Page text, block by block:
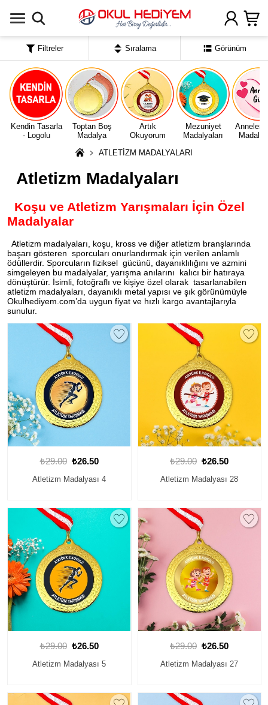
Kendin Tasarla
- Logolu
Toptan Boş
Madalya
Artık
Okuyorum
Mezuniyet
Madalyaları
Anneler
ATLETİZM MADALYALARI
Atletizm Madalyaları
Koşu ve Atletizm Yarışmaları İçin Özel
Madalyalar
Atletizm madalyaları, koşu, kross ve diğer atletizm branşlarında
başarı gösteren sporcuları onurlandırmak için verilen anlamlı
ödüllerdir. Sporcuların fiziksel gücünü, dayanıklılığını ve azmini
simgeleyen bu madalyalar, yarışma anılarını kalıcı bir hatıraya
dönüştürür. İsimli, fotoğraflı ve kişiye özel olarak tasarlanabilen
atletizm madalyaları, dayanıklı metal yapısı ve şık görünümüyle
Okulhediyem.com’da uygun fiyat ve hızlı kargo avantajlarıyla
sunulur.
₺29.00 ₺26.50
Atletizm Madalyası 4
₺29.00 ₺26.50
Atletizm Madalyası 28
₺29.00 ₺26.50
Atletizm Madalyası 5
₺29.00 ₺26.50
Atletizm Madalyası 27
Filtreler Sıralama Görünüm
Uygulamada Aç